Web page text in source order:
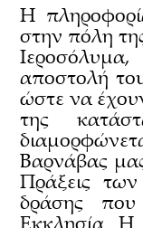
Η
στην πόλη
αποστολή
ώστε να
της
Βαρνάβας
Πράξεις
δράσης
Εκκλησία. Η